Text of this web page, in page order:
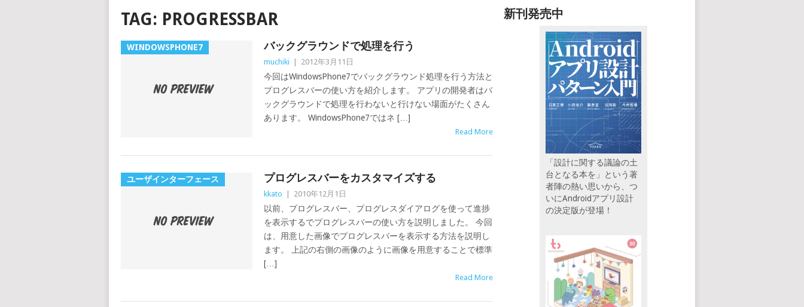
TAG: PROGRESSBAR
WINDOWSPHONE7 バックグラウンドで処理を行う
muchiki 2012年3月11日
今回はWindowsPhone7でバックグラウンド処理を行う方法と
プログレスバーの使い方を紹介します。 アプリの開発者はバ
ックグラウンドで処理を行わないと行けない場面がたくさん
あります。 WindowsPhone7ではネ […]
Read More
ユーザインターフェース プログレスバーをカスタマイズする
kkato 2010年12月1日
以前、プログレスバー、プログレスダイアログを使って進捗
を表示するでプログレスバーの使い方を説明しました。 今回
は、用意した画像でプログレスバーを表示する方法を説明し
ます。 上記の右側の画像のように画像を用意することで標準
[…]
Read More
新刊発売中
「設計に関する議論の土
台となる本を」という著
者陣の熱い思いから、つ
いにAndroidアプリ設計
の決定版が登場！